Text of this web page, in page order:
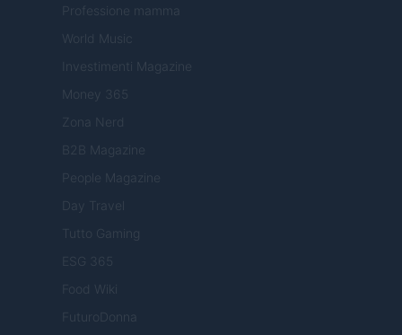
Professione mamma
World Music
Investimenti Magazine
Money 365
Zona Nerd
B2B Magazine
People Magazine
Day Travel
Tutto Gaming
ESG 365
Food Wiki
FuturoDonna